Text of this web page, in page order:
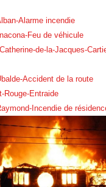
Alarme incendie
Feu de véhicule
de-la-Jacques-
Accident de la route
Rouge-Entraide
Incendie de